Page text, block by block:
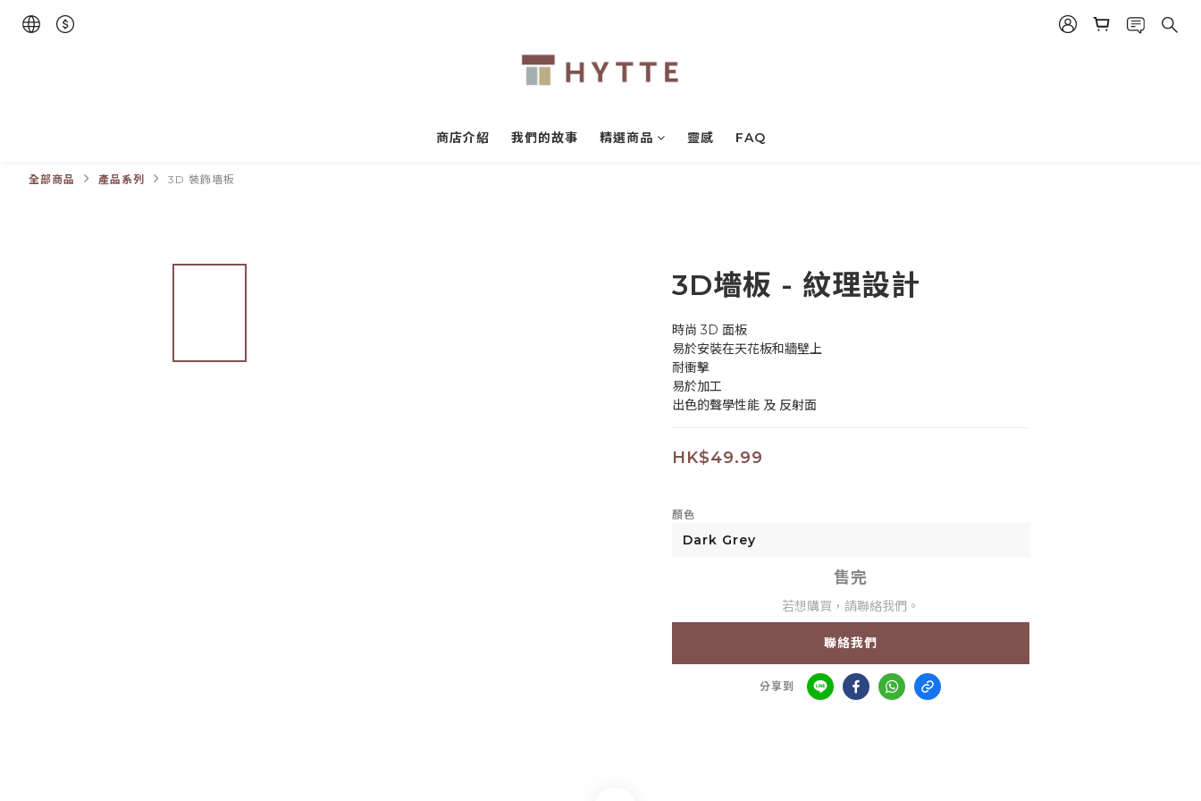
商店介紹 我們的故事 精選商品 靈感 FAQ
全部商品 產品系列 3D 裝飾墻板
3D墻板 - 紋理設計
時尚 3D 面板
易於安裝在天花板和牆壁上
耐衝擊
易於加工
出色的聲學性能 及 反射面
HK$49.99
顏色
售完
若想購買，請聯絡我們。
聯絡我們
分享到